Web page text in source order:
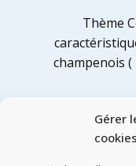
Gérer
cookies
Thème
champenois (
Thèmes
Comprendre
Thème